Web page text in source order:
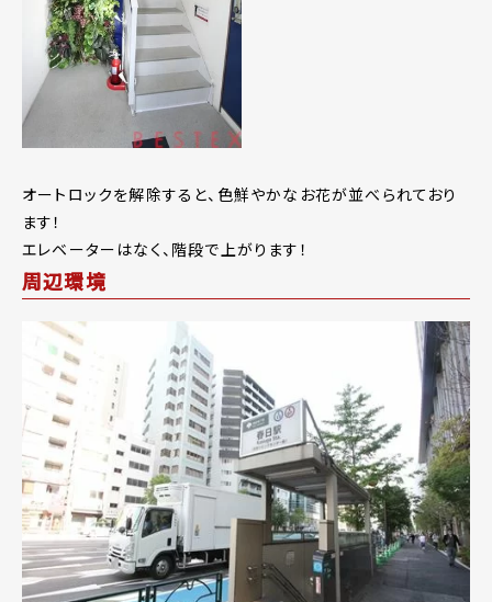
オートロックを解除すると、色鮮やかなお花が並べられており
ます！
エレベーターはなく、階段で上がります！
周辺環境